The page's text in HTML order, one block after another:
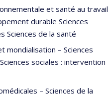
et santé au travail
durable Sciences
Sciences de la santé
mondialisation – Sciences
sociales : intervention
– Sciences de la